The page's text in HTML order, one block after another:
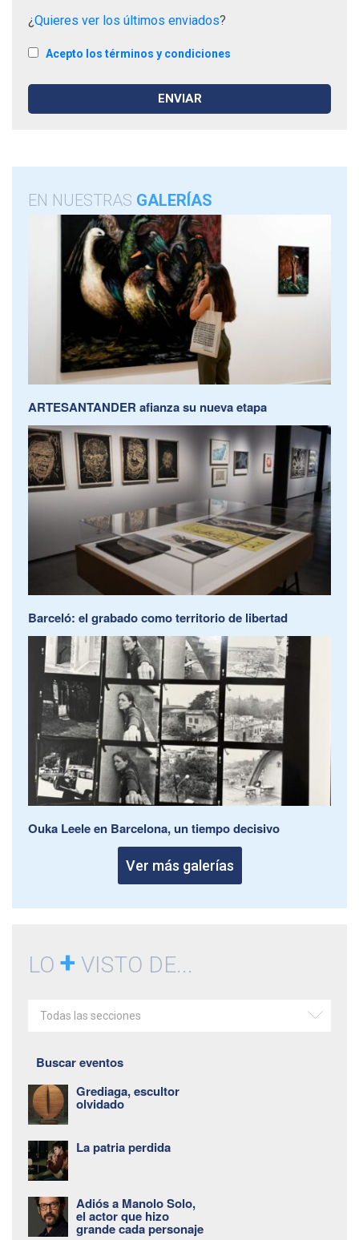
¿Quieres ver los últimos enviados?
Acepto los términos y condiciones
EN NUESTRAS GALERÍAS
ARTESANTANDER afianza su nueva etapa
Barceló: el grabado como territorio de libertad
Ouka Leele en Barcelona, un tiempo decisivo
Ver más galerías
LO + VISTO DE...
Todas las secciones
Buscar eventos
Grediaga, escultor
olvidado
La patria perdida
Adiós a Manolo Solo,
el actor que hizo
grande cada personaje